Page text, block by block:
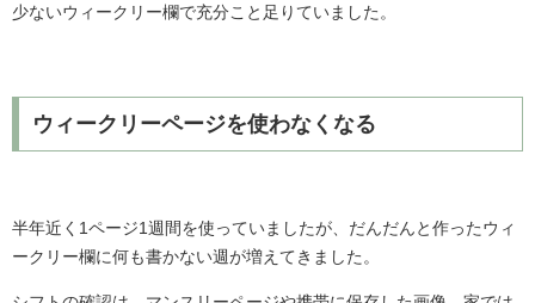
少ないウィークリー欄で充分こと足りていました。
ウィークリーページを使わなくなる
半年近く1ページ1週間を使っていましたが、だんだんと作ったウィ
ークリー欄に何も書かない週が増えてきました。